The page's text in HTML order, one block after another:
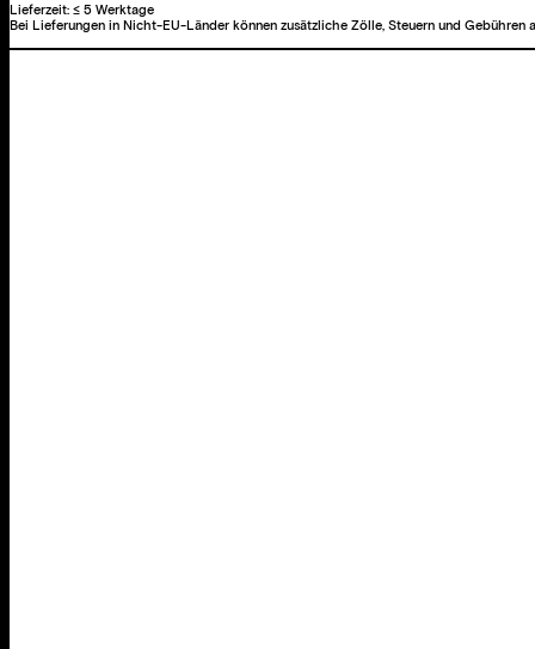
Lieferzeit: ≤ 5 Werktage
Bei Lieferungen in Nicht-EU-Länder können zusätzliche Zölle, Steuern und Gebühren